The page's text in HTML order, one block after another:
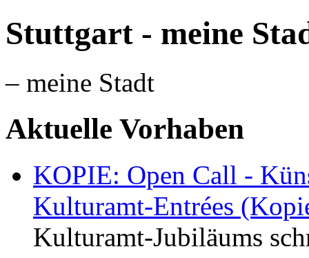
Stuttgart - meine
– meine Stadt
Aktuelle Vorhaben
KOPIE: Open Call -
Kulturamt-Entrées
Kulturamt-Jubiläums